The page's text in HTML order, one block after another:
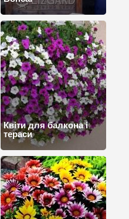
Квіти для балкона і
тераси